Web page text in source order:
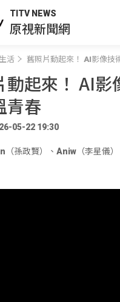
TITV NEWS
原視新聞網
生活 舊照片動起來！ AI影像技
動起來！ AI影
青春
05-22 19:30
孫政賢）
、 Aniw（李星儀）